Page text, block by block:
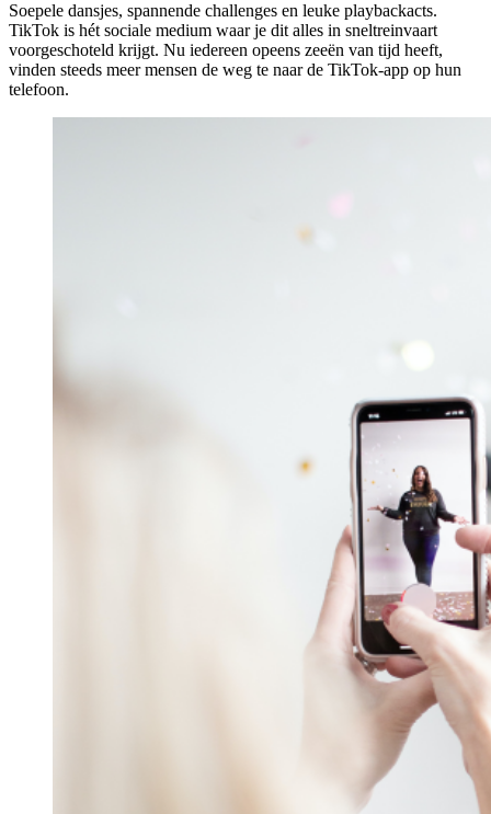
Soepele dansjes, spannende challenges en leuke playbackacts.
TikTok is hét sociale medium waar je dit alles in sneltreinvaart
voorgeschoteld krijgt. Nu iedereen opeens zeeën van tijd heeft,
vinden steeds meer mensen de weg te naar de TikTok-app op hun
telefoon.